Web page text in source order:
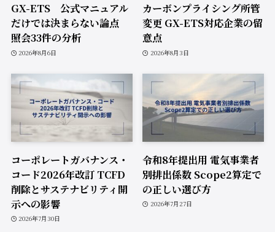
GX-ETS 公式マニュアル
だけでは決まらない論点
照会33件の分析
2026年8月6日
カーボンプライシング所管
変更 GX-ETS対応企業の留
意点
2026年8月3日
コーポレートガバナンス・
コード2026年改訂 TCFD
削除とサステナビリティ開
示への影響
2026年7月30日
令和8年提出用 電気事業者
別排出係数 Scope2算定で
の正しい選び方
2026年7月27日